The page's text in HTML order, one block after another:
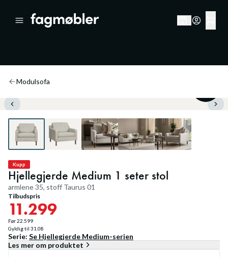
Modulsofa
Kupp
Hjellegjerde Medium 1 seter stol
armlene 35, stoff Taurus 01
Tilbudspris
11.299
Før22.599
Gyldig til 31.08
Serie: Se Hjellegjerde Medium-serien
Les mer om produktet